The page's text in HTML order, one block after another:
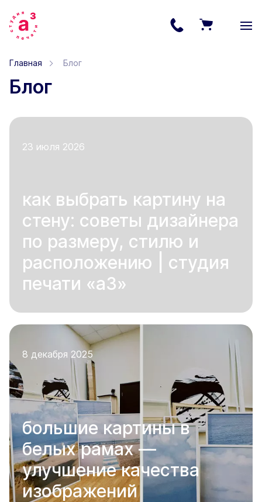
Главная Блог
Блог
23 июля 2026
как выбрать картину на
стену: советы дизайнера
по размеру, стилю и
расположению | студия
печати «а3»
8 декабря 2025
большие картины в
белых рамах —
улучшение качества
изображений